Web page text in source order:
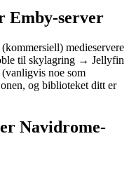
Emby-server
medieservere
til skylagring → Jellyfin
noe som
og biblioteket ditt er
Navidrome-